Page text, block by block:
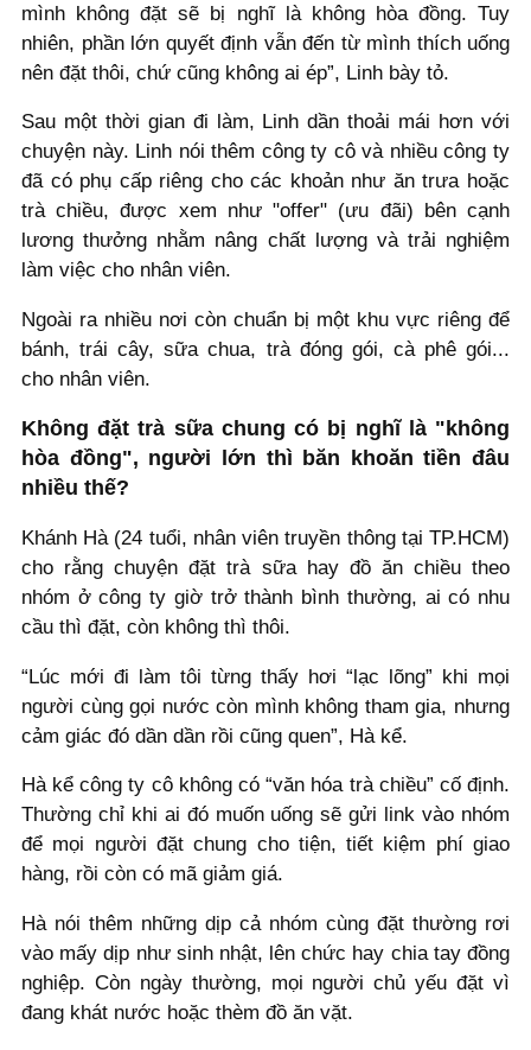
mình không đặt sẽ bị nghĩ là không hòa đồng. Tuy
nhiên, phần lớn quyết định vẫn đến từ mình thích uống
nên đặt thôi, chứ cũng không ai ép”, Linh bày tỏ.
Sau một thời gian đi làm, Linh dần thoải mái hơn với
chuyện này. Linh nói thêm công ty cô và nhiều công ty
đã có phụ cấp riêng cho các khoản như ăn trưa hoặc
trà chiều, được xem như "offer" (ưu đãi) bên cạnh
lương thưởng nhằm nâng chất lượng và trải nghiệm
làm việc cho nhân viên.
Ngoài ra nhiều nơi còn chuẩn bị một khu vực riêng để
bánh, trái cây, sữa chua, trà đóng gói, cà phê gói...
cho nhân viên.
Không đặt trà sữa chung có bị nghĩ là "không
hòa đồng", người lớn thì băn khoăn tiền đâu
nhiều thế?
Khánh Hà (24 tuổi, nhân viên truyền thông tại TP.HCM)
cho rằng chuyện đặt trà sữa hay đồ ăn chiều theo
nhóm ở công ty giờ trở thành bình thường, ai có nhu
cầu thì đặt, còn không thì thôi.
“Lúc mới đi làm tôi từng thấy hơi “lạc lõng” khi mọi
người cùng gọi nước còn mình không tham gia, nhưng
cảm giác đó dần dần rồi cũng quen”, Hà kể.
Hà kể công ty cô không có “văn hóa trà chiều” cố định.
Thường chỉ khi ai đó muốn uống sẽ gửi link vào nhóm
để mọi người đặt chung cho tiện, tiết kiệm phí giao
hàng, rồi còn có mã giảm giá.
Hà nói thêm những dịp cả nhóm cùng đặt thường rơi
vào mấy dịp như sinh nhật, lên chức hay chia tay đồng
nghiệp. Còn ngày thường, mọi người chủ yếu đặt vì
đang khát nước hoặc thèm đồ ăn vặt.